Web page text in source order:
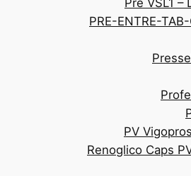
Pré VSL1 –
PRE-ENTRE-TAB-
PV
Renoglico Caps